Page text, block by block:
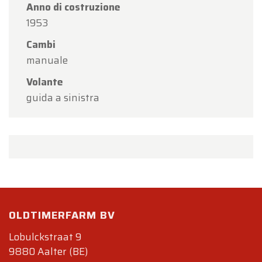
Anno di costruzione
1953
Cambi
manuale
Volante
guida a sinistra
OLDTIMERFARM BV
Lobulckstraat 9
9880 Aalter (BE)